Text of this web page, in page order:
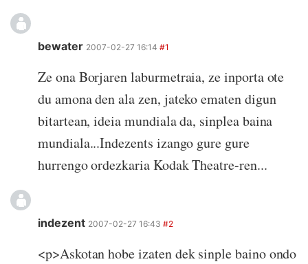
bewater 2007-02-27 16:14 #1
Ze ona Borjaren laburmetraia, ze inporta ote
du amona den ala zen, jateko ematen digun
bitartean, ideia mundiala da, sinplea baina
mundiala...Indezents izango gure gure
hurrengo ordezkaria Kodak Theatre-ren...
indezent 2007-02-27 16:43 #2
<p>Askotan hobe izaten dek sinple baino ondo